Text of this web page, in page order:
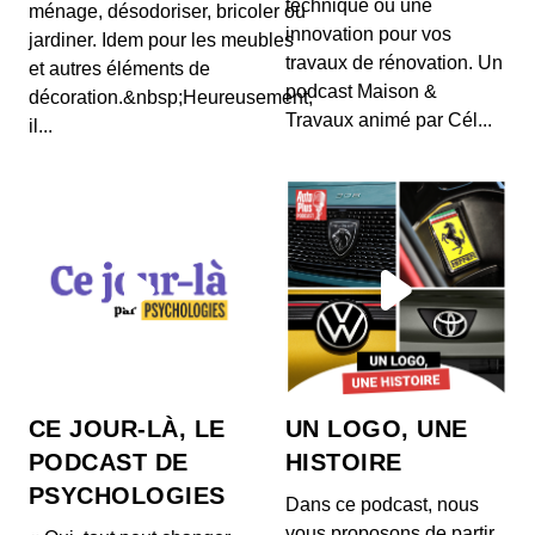
Outreau, un nom qui, à tout jamais, résonne
comme celui d’un procès retentissant, lame de
fond qu...
Steve Hackett, la genèse de Genesis
de voûte du prog-rock et, plus largement, de...
Kevin De Porre, la crème Catalane
00:19:42 - IL Y A 3 ANS
C'est à l’école hôtelière Ferrandi que Kevin De
Porre et Erwan Ledru se lient d’amitié,
frappez, Guy Georges ?! »
00:23:00 - IL Y A 3 ANS
duré sept ans, confondu par son ADN, Guy
ménage, désodoriser, bricoler ou
jardiner. Idem pour les meubles
et autres éléments de
décoration.&nbsp;Heureusement,
il...
technique ou une
innovation pour vos
travaux de rénovation. Un
podcast Maison &
Travaux animé par Cél...
CE JOUR-LÀ, LE
PODCAST DE
PSYCHOLOGIES
UN LOGO, UNE
HISTOIRE
Dans ce podcast, nous